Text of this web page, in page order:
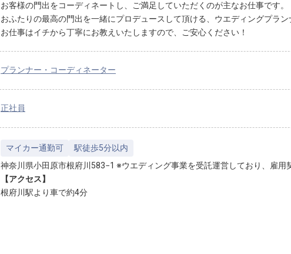
お客様の門出をコーディネートし、ご満足していただくのが主なお仕事です。
おふたりの最高の門出を一緒にプロデュースして頂ける、ウエディングプラ
お仕事はイチから丁寧にお教えいたしますので、ご安心ください！
プランナー・コーディネーター
正社員
マイカー通勤可
駅徒歩5分以内
神奈川県小田原市根府川583−1 ※ウエディング事業を受託運営しており、雇用
【アクセス】
根府川駅より車で約4分